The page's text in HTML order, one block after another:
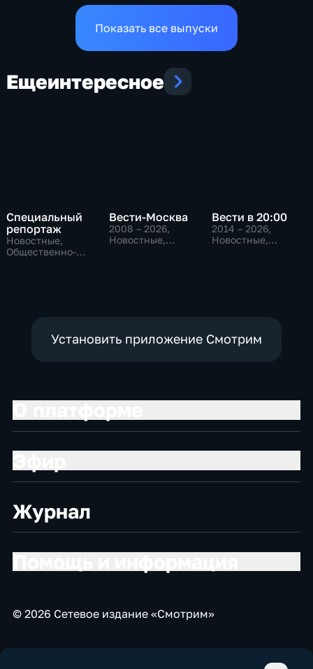
Показать все выпуски
Ещеинтересное
Специальный
репортаж
Новостные,
Общественно-
Вести-Москва
2008 – 2026,
Новостные,
Вести в 20:00
2014 – 2026,
Новостные,
Установить приложение Смотрим
Журнал
© 2026 Сетевое издание «Смотрим»